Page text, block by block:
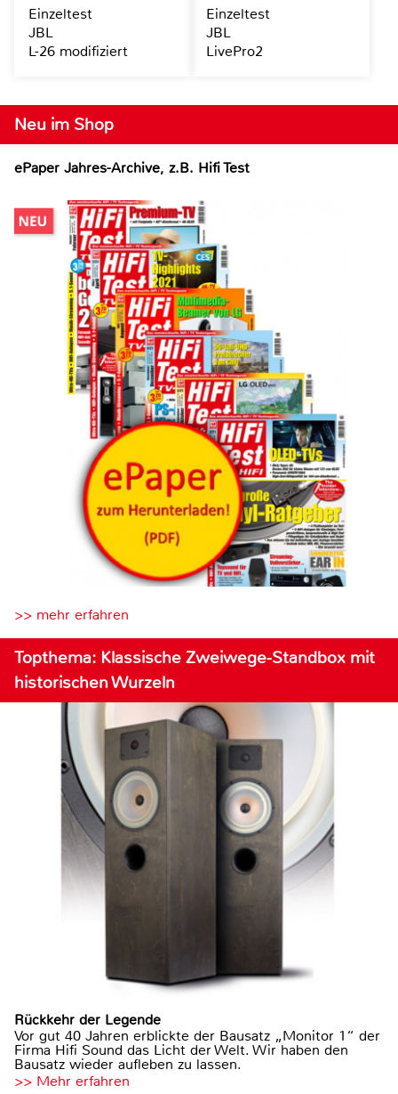
Neu im Shop
ePaper Jahres-Archive, z.B. Hifi Test
>> mehr erfahren
Topthema: Klassische Zweiwege-Standbox mit
historischen Wurzeln
Rückkehr der Legende
Vor gut 40 Jahren erblickte der Bausatz „Monitor 1“ der
Firma Hifi Sound das Licht der Welt. Wir haben den
Bausatz wieder aufleben zu lassen.
>> Mehr erfahren
Einzeltest
JBL
L-26 modifiziert
Einzeltest
JBL
LivePro2